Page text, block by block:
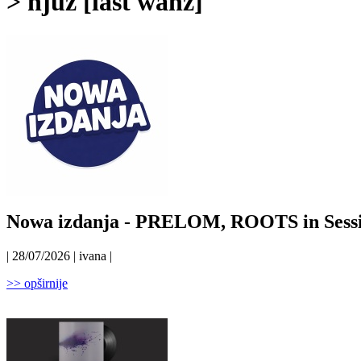
Nowa izdanja - PRELOM, ROOTS in
| 28/07/2026 | ivana |
>> opširnije